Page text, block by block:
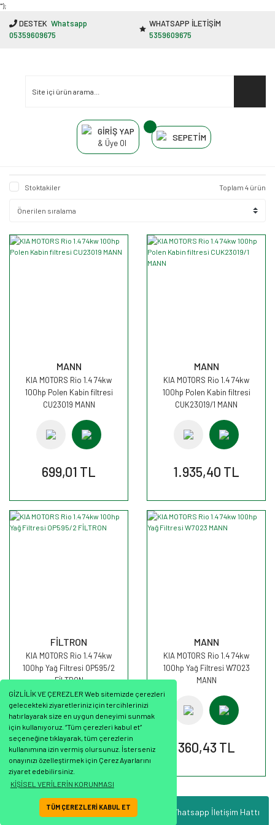
GİZLİLİK VE ÇEREZLER Web sitemizde çerezleri
gelecekteki ziyaretleriniz için tercihlerinizi
hatırlayarak size en uygun deneyimi sunmak
için kullanıyoruz. “Tüm çerezleri kabul et”
seçeneğine tıklayarak, tüm çerezlerin
kullanımına izin vermiş olursunuz. İsterseniz
onayınızı özelleştirmek için Çerez Ayarlarını
ziyaret edebilirsiniz.
KİŞİSEL VERİLERİN KORUNMASI
TÜM ÇEREZLERİ KABUL ET
"');
Whatsapp İletişim Hattı
DESTEK Whatsapp
05359609675
WHATSAPP İLETİŞİM
5359609675
GİRİŞ YAP
& Üye Ol
SEPETİM
Stoktakiler Toplam 4 ürün
MANN
KIA MOTORS Rio 1.4 74kw
100hp Polen Kabin filtresi
CU23019 MANN
699,01 TL
MANN
KIA MOTORS Rio 1.4 74kw
100hp Polen Kabin filtresi
CUK23019/1 MANN
1.935,40 TL
FİLTRON
KIA MOTORS Rio 1.4 74kw
100hp Yağ Filtresi OP595/2
FİLTRON
305,89 TL
MANN
KIA MOTORS Rio 1.4 74kw
100hp Yağ Filtresi W7023
MANN
360,43 TL